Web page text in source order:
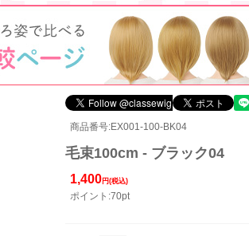
商品番号:EX001-100-BK04
毛束100cm - ブラック04
1,400 円(税込)
ポイント:70pt